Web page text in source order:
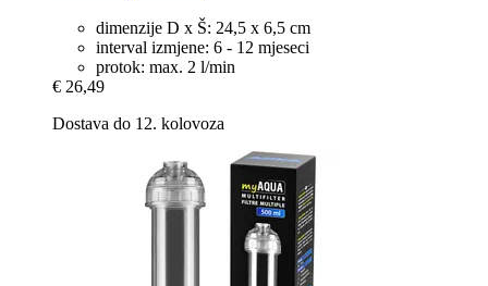
dimenzije D x Š: 24,5 x 6,5 cm
interval izmjene: 6 - 12 mjeseci
protok: max. 2 l/min
€ 26,49
Dostava do 12. kolovoza